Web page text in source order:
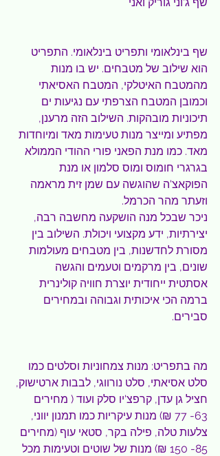
שף בינלאומי ותפריט בינלאומי. התפריט
הוא שילוב של מטבחים. יש בו מנות
מהמטבח האיטלקי, המטבח האסיאתי
וכמובן המטבח הצרפתי עם נגיעות ים
תיכוניות מובהקות. השילוב הזה מרענן,
מפתיע ומייצר מנות טעימות מאד ומיוחדות
מאד. כמו מנת הפאני פורי ההודי הממולא
בגרגרי חומוס ומוס סלמון או מנת
הפוקאצ'ה שהוגשה עם שמן זית מראמה
וזעתר מהר הכרמל.
ניכר שבכל מנה הושקעה מחשבה רבה,
יצירתיות, ידע מקצועי ויכולת. השילוב בין
מסורת לחדשנות, בין מטבחים מעולמות
שונים, בין מרקמים וטעמים והגשה
אסתטית ייחודית יוצרת חוויה קולינרית
ברמה הכי איכותית וגבוהה ובמחירים
סבירים.
מה בתפריט: מנות צמחוניות וסלטים כמו
סלט אסיאתי, סלט נורווגי, לבבות ארטישוק,
חציל גן עדן, קרפצ'יו סלק ועוד ( מחירים
63- 77 ₪) מנות עיקריות כמו תמנון יווני,
צלעות טלה, פילה בקר, סטאי עוף (מחירים
85- 150 ₪) מנות של שוטים וטעימות מכל